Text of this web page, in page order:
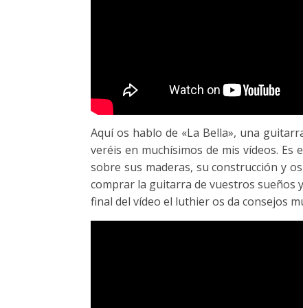
Aquí os hablo de «La Bella», una
veréis en muchísimos de mis vídeos.
sobre sus maderas, su construcción y
comprar la guitarra de vuestros sueños
final del vídeo el luthier os da consejos